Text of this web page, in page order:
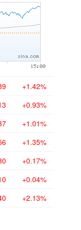
+1.42%
+0.93%
+1.01%
+1.35%
+0.17%
+0.04%
+2.13%